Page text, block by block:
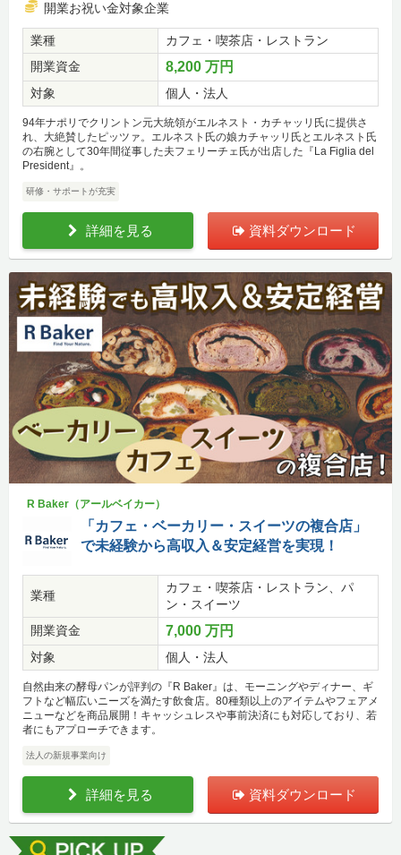
開業お祝い金対象企業
業種
カフェ・喫茶店・レストラン
開業資金
8,200 万円
対象 個人・法人
94年ナポリでクリントン元大統領がエルネスト・カチャッリ氏に提供さ
れ、大絶賛したピッツァ。エルネスト氏の娘カチャッリ氏とエルネスト氏
の右腕として30年間従事した夫フェリーチェ氏が出店した『La Figlia del
President』。
研修・サポートが充実
詳細を見る 資料ダウンロード
R Baker（アールベイカー）
「カフェ・ベーカリー・スイーツの複合店」
で未経験から高収入＆安定経営を実現！
業種
カフェ・喫茶店・レストラン、パ
ン・スイーツ
開業資金
7,000 万円
対象 個人・法人
自然由来の酵母パンが評判の『R Baker』は、モーニングやディナー、ギ
フトなど幅広いニーズを満たす飲食店。80種類以上のアイテムやフェアメ
ニューなどを商品展開！キャッシュレスや事前決済にも対応しており、若
者にもアプローチできます。
法人の新規事業向け
詳細を見る 資料ダウンロード